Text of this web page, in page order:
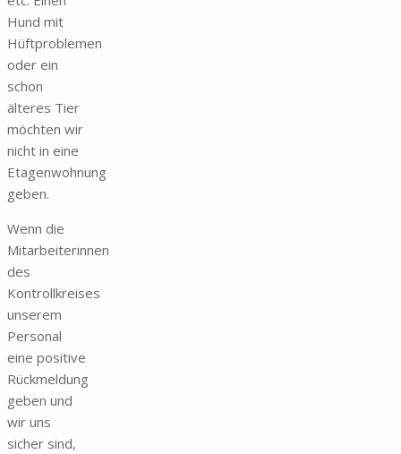
Hund mit
Hüftproblemen
oder ein
schon
älteres Tier
möchten wir
nicht in eine
Etagenwohnung
geben.
Wenn die
Mitarbeiterinnen
des
Kontrollkreises
unserem
Personal
eine positive
Rückmeldung
geben und
wir uns
sicher sind,